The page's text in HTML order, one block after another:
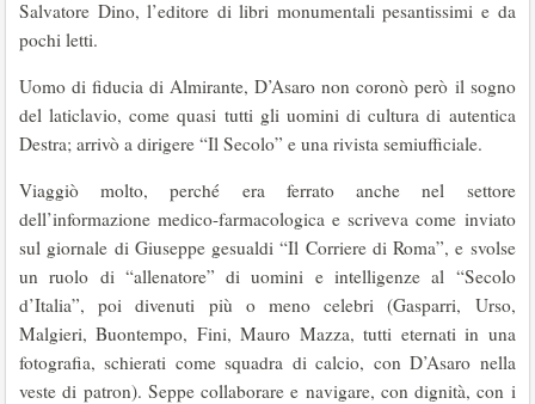
Salvatore Dino, l’editore di libri monumentali pesantissimi e da
pochi letti.
Uomo di fiducia di Almirante, D’Asaro non coronò però il sogno
del laticlavio, come quasi tutti gli uomini di cultura di autentica
Destra; arrivò a dirigere “Il Secolo” e una rivista semiufficiale.
Viaggiò molto, perché era ferrato anche nel settore
dell’informazione medico-farmacologica e scriveva come inviato
sul giornale di Giuseppe gesualdi “Il Corriere di Roma”, e svolse
un ruolo di “allenatore” di uomini e intelligenze al “Secolo
d’Italia”, poi divenuti più o meno celebri (Gasparri, Urso,
Malgieri, Buontempo, Fini, Mauro Mazza, tutti eternati in una
fotografia, schierati come squadra di calcio, con D’Asaro nella
veste di patron). Seppe collaborare e navigare, con dignità, con i